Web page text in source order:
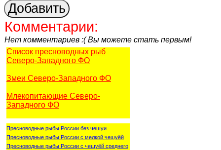
Комментарии:
Нет комментариев :( Вы можете стать первым!
Список пресноводных рыб
Северо-Западного ФО
Змеи Северо-Западного ФО
Млекопитающие Северо-
Западного ФО
Пресноводные рыбы России без чешуи
Пресноводные рыбы России с мелкой чешуёй
Пресноводные рыбы России с чешуёй среднего